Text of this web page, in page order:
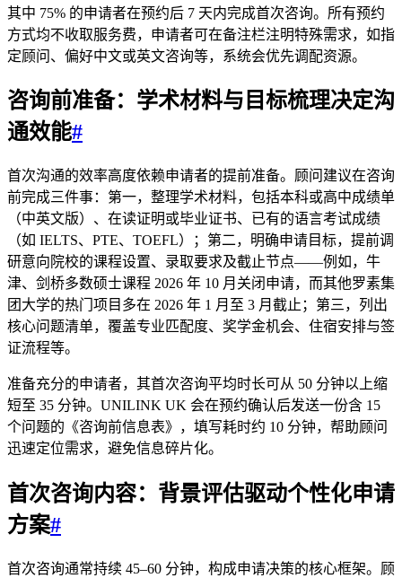
其中 75% 的申请者在预约后 7 天内完成首次咨询。所有预约
方式均不收取服务费，申请者可在备注栏注明特殊需求，如指
定顾问、偏好中文或英文咨询等，系统会优先调配资源。
咨询前准备： 学术材料与目标梳理决定沟
通效能#
首次沟通的效率高度依赖申请者的提前准备。顾问建议在咨询
前完成三件事：第一，整理学术材料，包括本科或高中成绩单
（中英文版）、在读证明或毕业证书、已有的语言考试成绩
（如 IELTS、PTE、TOEFL）；第二，明确申请目标，提前调
研意向院校的课程设置、录取要求及截止节点——例如，牛
津、剑桥多数硕士课程 2026 年 10 月关闭申请，而其他罗素集
团大学的热门项目多在 2026 年 1 月至 3 月截止；第三，列出
核心问题清单，覆盖专业匹配度、奖学金机会、住宿安排与签
证流程等。
准备充分的申请者，其首次咨询平均时长可从 50 分钟以上缩
短至 35 分钟。UNILINK UK 会在预约确认后发送一份含 15
个问题的《咨询前信息表》，填写耗时约 10 分钟，帮助顾问
迅速定位需求，避免信息碎片化。
首次咨询内容： 背景评估驱动个性化申请
方案#
首次咨询通常持续 45–60 分钟，构成申请决策的核心框架。顾